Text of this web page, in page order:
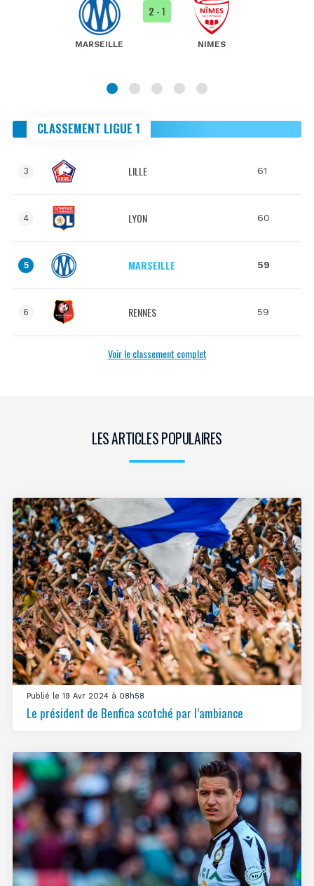
MARSEILLE
2 - 1
NIMES
CLASSEMENT LIGUE 1
3 LILLE 61
4 LYON 60
5 MARSEILLE 59
6 RENNES 59
Voir le classement complet
LES ARTICLES POPULAIRES
Publié le 19 Avr 2024 à 08h58
Le président de Benfica scotché par l’ambiance